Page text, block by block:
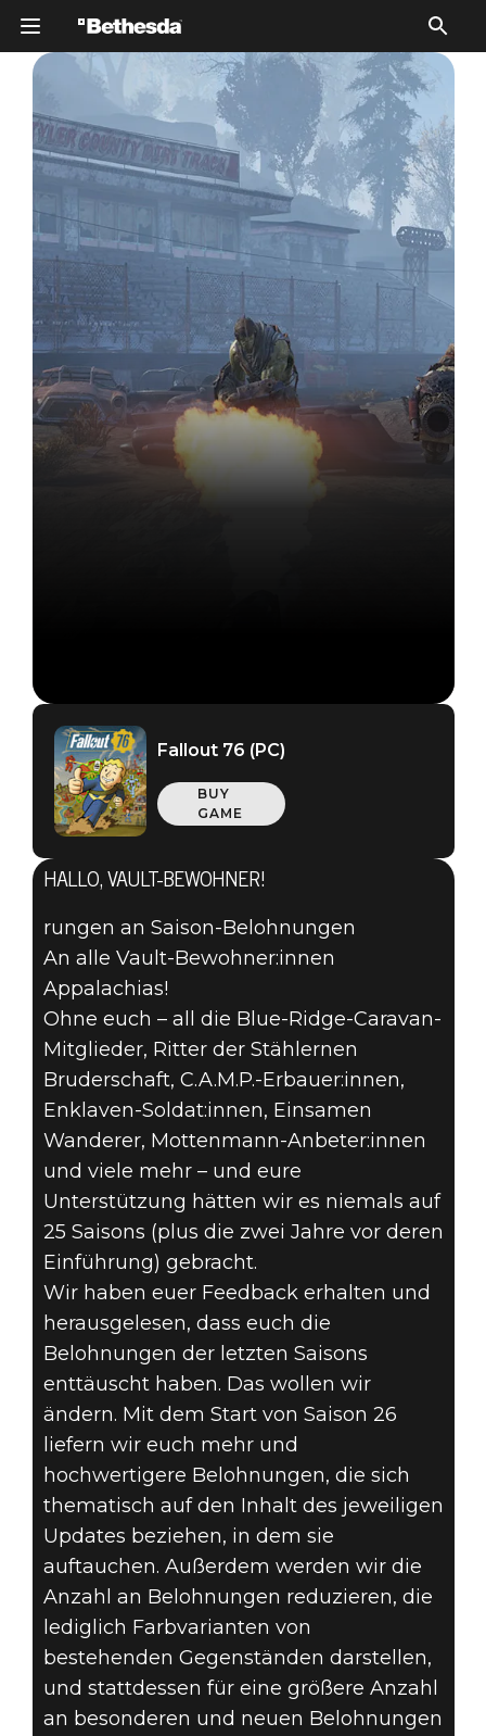
FALLOUT 76:
BEFÄLLE –
PATCHNOTES
Fallout 76 (PC)
BUY
GAME
HALLO, VAULT-BEWOHNER!
rungen an Saison-Belohnungen
An alle Vault-Bewohner:innen
Appalachias!
Ohne euch – all die Blue-Ridge-Caravan-
Mitglieder, Ritter der Stählernen
Bruderschaft, C.A.M.P.-Erbauer:innen,
Enklaven-Soldat:innen, Einsamen
Wanderer, Mottenmann-Anbeter:innen
und viele mehr – und eure
Unterstützung hätten wir es niemals auf
25 Saisons (plus die zwei Jahre vor deren
Einführung) gebracht.
Wir haben euer Feedback erhalten und
herausgelesen, dass euch die
Belohnungen der letzten Saisons
enttäuscht haben. Das wollen wir
ändern. Mit dem Start von Saison 26
liefern wir euch mehr und
hochwertigere Belohnungen, die sich
thematisch auf den Inhalt des jeweiligen
Updates beziehen, in dem sie
auftauchen. Außerdem werden wir die
Anzahl an Belohnungen reduzieren, die
lediglich Farbvarianten von
bestehenden Gegenständen darstellen,
und stattdessen für eine größere Anzahl
an besonderen und neuen Belohnungen